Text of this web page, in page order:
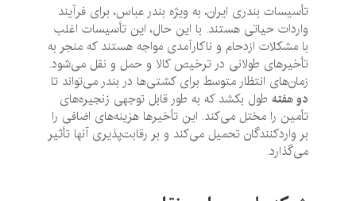
تأسیسات بندری ایران، به ویژه بندر عباس، برای فرآیند
واردات حیاتی هستند. با این حال، این تأسیسات اغلب
با مشکلات ازدحام و ناکارآمدی مواجه هستند که منجر به
تأخیرهای طولانی در ترخیص کالا و حمل و نقل می‌شود.
زمان‌های انتظار متوسط برای کشتی‌ها در بندر می‌تواند تا
دو هفتهطول بکشد که به طور قابل توجهی زنجیره‌های
تأمین را مختل می‌کند. این تأخیرها هزینه‌های اضافی را
بر واردکنندگان تحمیل می‌کند و بر رقابت‌پذیری آنها تأثیر
می‌گذارد.